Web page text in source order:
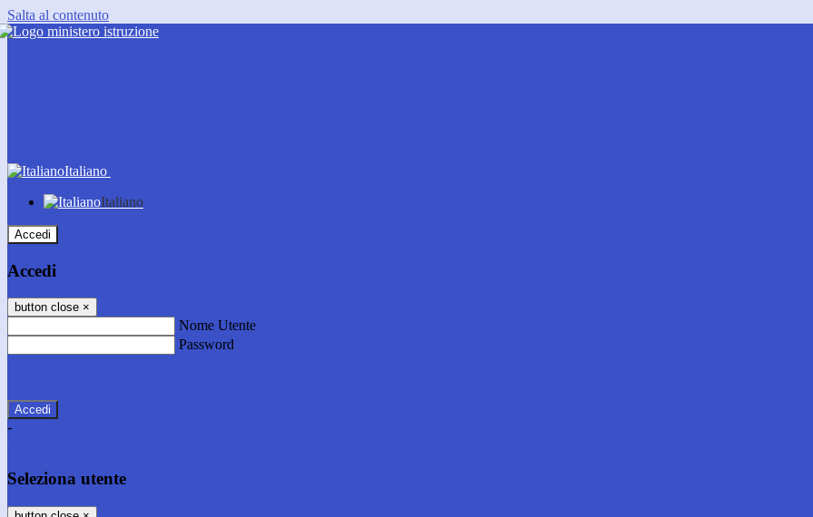
Salta al contenuto
Italiano
Italiano
Accedi
Accedi
button close ×
Nome Utente
Password
-
Seleziona utente